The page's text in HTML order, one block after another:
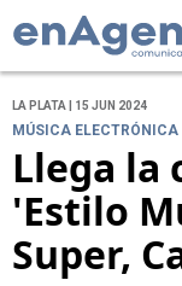
LA PLATA | 15 JUN 2024
MÚSICA ELECTRÓNICA
Llega la
'Estilo
Super,